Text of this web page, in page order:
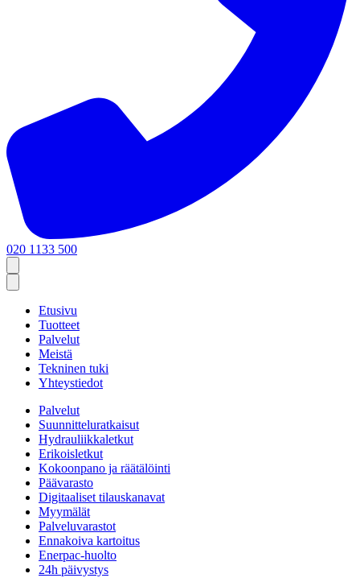
020 1133 500
Etusivu
Tuotteet
Palvelut
Meistä
Tekninen tuki
Yhteystiedot
Palvelut
Suunnitteluratkaisut
Hydrauliikkaletkut
Erikoisletkut
Kokoonpano ja räätälöinti
Päävarasto
Digitaaliset tilauskanavat
Myymälät
Palveluvarastot
Ennakoiva kartoitus
Enerpac-huolto
24h päivystys